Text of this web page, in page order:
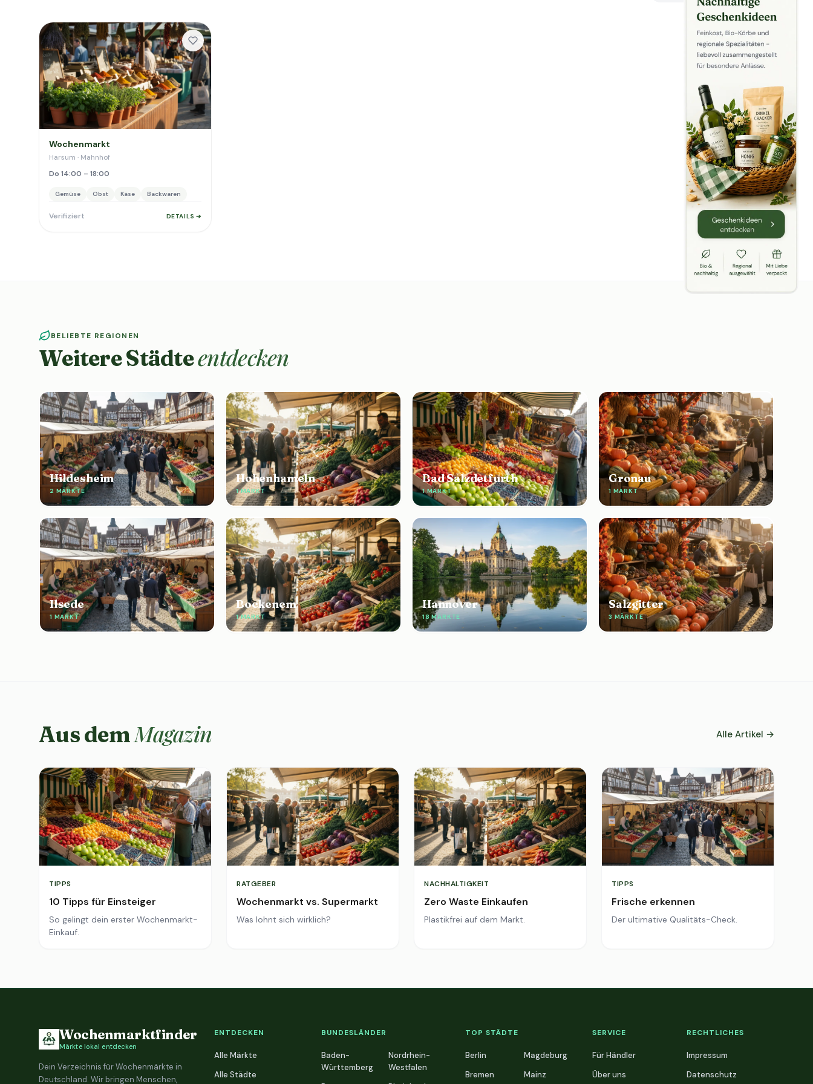
Wochenmarkt
Harsum · Mahnhof
Do 14:00 – 18:00
Gemüse Obst Käse Backwaren
Verifiziert DETAILS ➔
BELIEBTE REGIONEN
Weitere Städteentdecken
Hildesheim
2 MÄRKTE
Hohenhameln
1 MARKT
Bad Salzdetfurth
1 MARKT
Gronau
1 MARKT
Ilsede
1 MARKT
Bockenem
1 MARKT
Hannover
18 MÄRKTE
Salzgitter
3 MÄRKTE
Aus demMagazin Alle Artikel →
TIPPS
10 Tipps für Einsteiger
So gelingt dein erster Wochenmarkt-
Einkauf.
RATGEBER
Wochenmarkt vs. Supermarkt
Was lohnt sich wirklich?
NACHHALTIGKEIT
Zero Waste Einkaufen
Plastikfrei auf dem Markt.
TIPPS
Frische erkennen
Der ultimative Qualitäts-Check.
Wochenmarktfinder
Märkte lokal entdecken
Dein Verzeichnis für Wochenmärkte in
Deutschland. Wir bringen Menschen,
ENTDECKEN
Alle Märkte
Alle Städte
BUNDESLÄNDER
Baden-
Württemberg
Nordrhein-
Westfalen
TOP STÄDTE
Berlin
Bremen
Magdeburg
Mainz
SERVICE
Für Händler
Über uns
RECHTLICHES
Impressum
Datenschutz